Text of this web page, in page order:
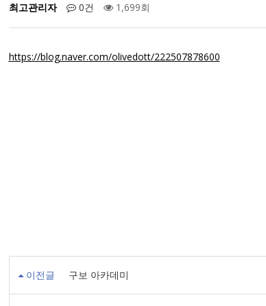
최고관리자 0건 1,699회
https://blog.naver.com/olivedott/222507878600
이전글 구보 아카데미